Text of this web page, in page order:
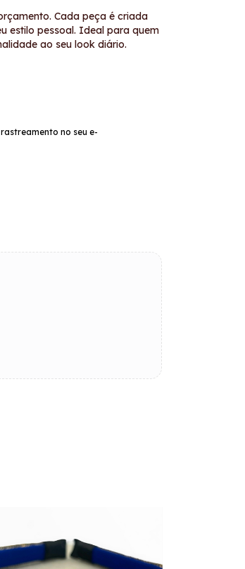
Cada peça é criada
estilo pessoal. Ideal para quem
ao seu look diário.
no seu e-